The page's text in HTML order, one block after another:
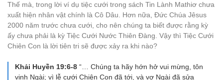
Thế mà, trong lời ví dụ tiệc cưới trong sách Tin Lành Mathiơ chưa
xuất hiện nhân vật chính là Cô Dâu. Hơn nữa, Đức Chúa Jêsus
2000 năm trước chưa cưới, cho nên chúng ta biết được rằng kỳ
ấy chưa phải là kỳ Tiệc Cưới Nước Thiên Đàng. Vậy thì Tiệc Cưới
Chiên Con là lời tiên tri sẽ được xảy ra khi nào?
Khải Huyền 19:6-8 “… Chúng ta hãy hớn hở vui mừng, tôn
vinh Ngài; vì lễ cưới Chiên Con đã tới, và vợ Ngài đã sửa